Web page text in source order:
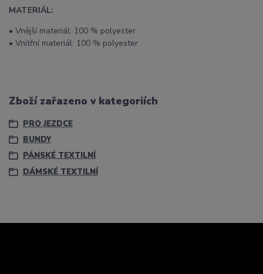
MATERIÁL:
• Vnější materiál: 100 % polyester
• Vnitřní materiál: 100 % polyester
Zboží zařazeno v kategoriích
PRO JEZDCE
BUNDY
PÁNSKÉ TEXTILNÍ
DÁMSKÉ TEXTILNÍ